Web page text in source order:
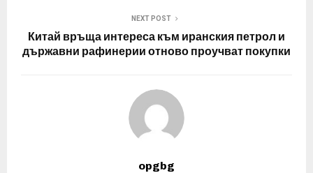
NEXT POST
Китай връща интереса към иранския петрол и
държавни рафинерии отново проучват покупки
opgbg